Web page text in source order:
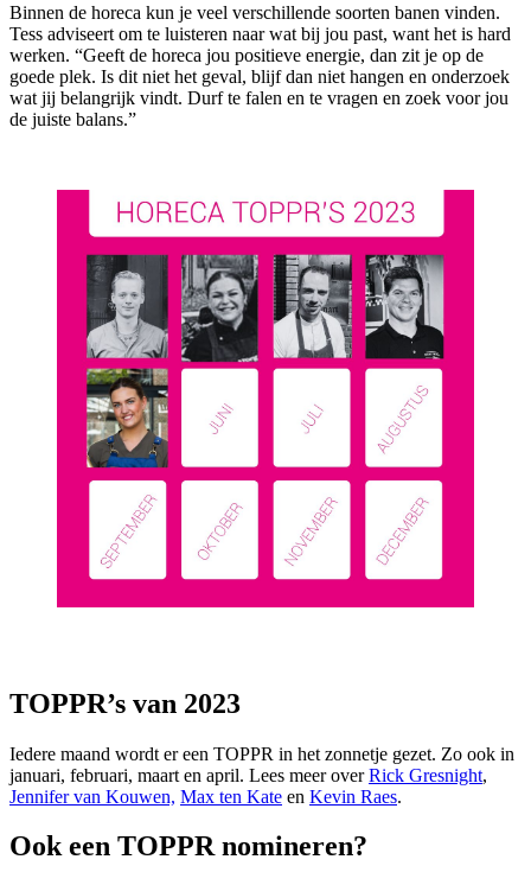
Binnen de horeca kun je veel verschillende soorten banen vinden.
Tess adviseert om te luisteren naar wat bij jou past, want het is hard
werken. “Geeft de horeca jou positieve energie, dan zit je op de
goede plek. Is dit niet het geval, blijf dan niet hangen en onderzoek
wat jij belangrijk vindt. Durf te falen en te vragen en zoek voor jou
de juiste balans.”
TOPPR’s van 2023
Iedere maand wordt er een TOPPR in het zonnetje gezet. Zo ook in
januari, februari, maart en april. Lees meer overRick Gresnight,
Jennifer van Kouwen, Max ten Kate en Kevin Raes.
Ook een TOPPR nomineren?